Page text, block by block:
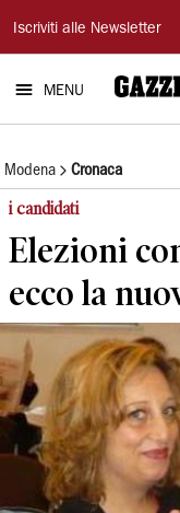
Gazzetta
di
Modena
Iscriviti alle Newsletter
MENU
Modena Cronaca
i candidati
Elezioni
ecco la